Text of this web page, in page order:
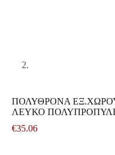
ΠΟΛΥΘΡΟΝΑ ΕΞ.ΧΩΡΟΥ
ΛΕΥΚΟ
€35.06